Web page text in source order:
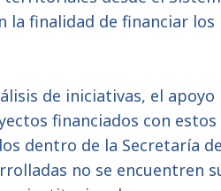
la finalidad de financiar
de iniciativas, el
financiados con
dentro de la Secretaría
no se encuentren